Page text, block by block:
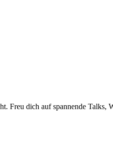
Freu dich auf spannende